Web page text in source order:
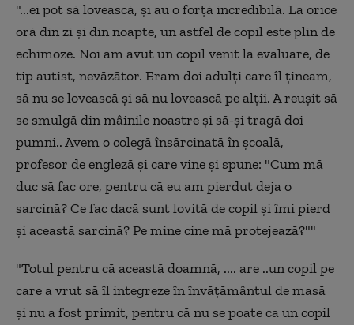
"...ei pot să lovească, şi au o forţă incredibilă. La orice
oră din zi şi din noapte, un astfel de copil este plin de
echimoze. Noi am avut un copil venit la evaluare, de
tip autist, nevăzător. Eram doi adulţi care îl ţineam,
să nu se lovească şi să nu lovească pe alţii. A reuşit să
se smulgă din mâinile noastre şi să-şi tragă doi
pumni.. Avem o colegă însărcinată în şcoală,
profesor de engleză şi care vine şi spune: "Cum mă
duc să fac ore, pentru că eu am pierdut deja o
sarcină? Ce fac dacă sunt lovită de copil şi îmi pierd
şi această sarcină? Pe mine cine mă protejează?""
"Totul pentru că această doamnă, .... are ..un copil pe
care a vrut să îl integreze în învăţământul de masă
şi nu a fost primit, pentru că nu se poate ca un copil